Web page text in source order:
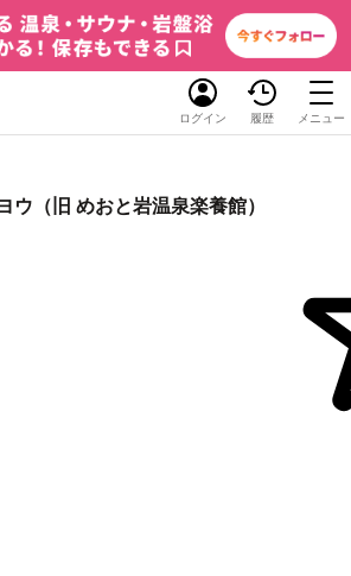
ログイン 履歴 メニュー
ウ（旧 めおと岩温泉楽養館）